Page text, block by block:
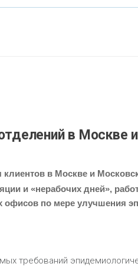
в Москве
в Москве и
и «нерабочих дней»,
офисов по мере улучшения
требований